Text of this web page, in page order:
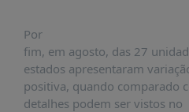
CONTATO
Por
fim, em agosto, das 27
estados apresentaram
positiva, quando comparado
detalhes podem ser vistos no